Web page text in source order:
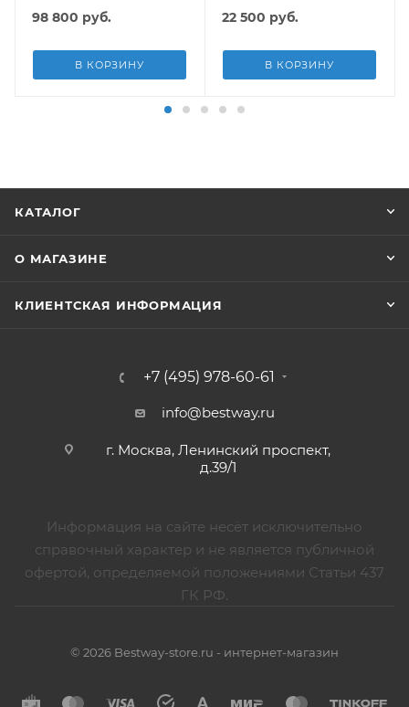
подст.
98 800 руб.
В КОРЗИНУ
22 500 руб.
В КОРЗИНУ
КАТАЛОГ
О МАГАЗИНЕ
КЛИЕНТСКАЯ ИНФОРМАЦИЯ
+7 (495) 978-60-61
info@bestway.ru
г. Москва, Ленинский проспект,
д.39/1
Информация на сайте несёт исключительно
справочный характер и не является публичной
офертой, определяемой положениями Статьи 437
ГК РФ.
© 2026 Bestway-store.ru - интернет-магазин